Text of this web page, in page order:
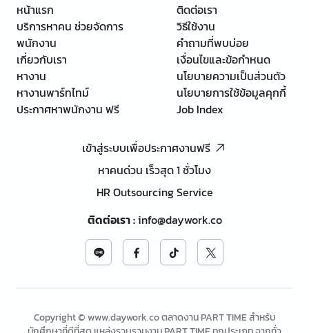
หน้าแรก
บริการหาคน ช่วยจัดการ
พนักงาน
เกี่ยวกับเรา
หางาน
หางานพาร์ทไทม์
ประกาศหาพนักงาน ฟรี
ติดต่อเรา
วิธีใช้งาน
คำถามที่พบบ่อย
เงื่อนไขและข้อกำหนด
นโยบายความเป็นส่วนตัว
นโยบายการใช้ข้อมูลคุกกี้
Job Index
เข้าสู่ระบบเพื่อประกาศงานฟรี
หาคนด่วน เร็วสุด 1 ชั่วโมง
HR Outsourcing Service
ติดต่อเรา:info@daywork.co
Copyright © www.daywork.co ตลาดงาน PART TIME สำหรับ